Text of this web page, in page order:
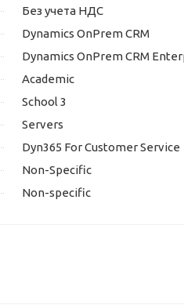
Без учета НДС
Dynamics OnPrem CRM
Dynamics OnPrem CRM
Academic
School 3
Servers
Dyn365 For Customer Service
Non-Specific
Non-specific